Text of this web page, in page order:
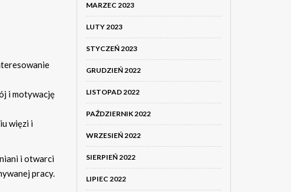
i motywację
więzi i
i otwarci
pracy.
MARZEC 2023
LUTY 2023
STYCZEŃ 2023
GRUDZIEŃ 2022
LISTOPAD 2022
PAŹDZIERNIK 2022
WRZESIEŃ 2022
SIERPIEŃ 2022
LIPIEC 2022